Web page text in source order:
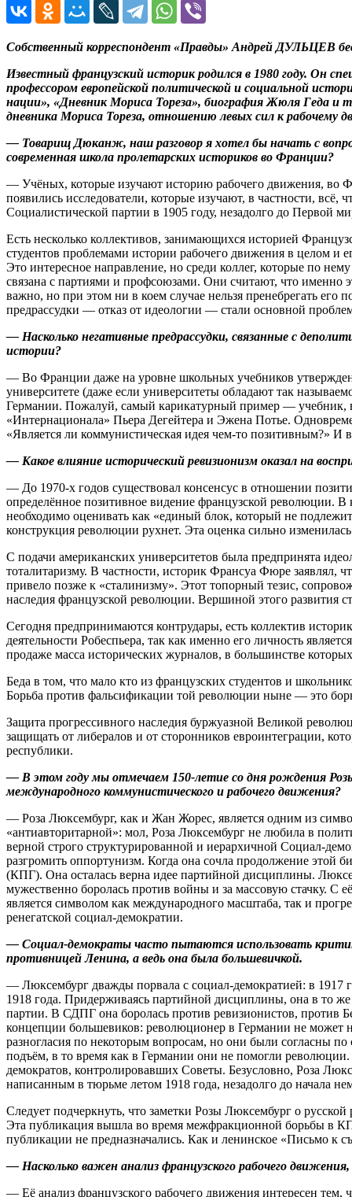
Собственный корреспондент «Правды» Андрей
Известный французский историк родился в 1980 году. Он
профессором европейской политической и социальной
нации», «Дневник Мориса Тореза», биография Жюля Геда
дневника Мориса Тореза, отношению левых сил к
— Товарищ Дюканж, наш разговор я хотел бы начать с
современная школа пролетарских историков во Франции?
— Учёных, которые изучают историю рабочего движения, во
появились исследователи, которые изучают, в частности,
Социалистической партии в 1905 году, незадолго до Первой
Есть несколько коллективов, занимающихся историей
студентов проблемами истории рабочего движения в целом и
Это интересное направление, но среди коллег, которые по
связана с партиями и профсоюзами. Они считают, что именно
важно, но при этом ни в коем случае нельзя пренебрегать
предрассудки — отказ от идеологии — стали основной
— Насколько негативные предрассудки, связанные с
истории?
— Во Франции даже на уровне школьных учебников
университете (даже если университеты обладают так
Германии. Пожалуй, самый карикатурный пример — учебник,
«Интернационала» Пьера Дегейтера и Эжена Потье.
«Является ли коммунистическая идея чем-то позитивным?»
— Какое влияние исторический ревизионизм оказал на
— До 1970-х годов существовал консенсус в отношении
определённое позитивное видение французской революции.
необходимо оценивать как «единый блок, который не
конструкция революции рухнет. Эта оценка сильно
С подачи американских университетов была предпринята
тоталитаризму. В частности, историк Франсуа Фюре заявлял,
привело позже к «сталинизму». Этот топорный тезис,
наследия французской революции. Вершиной этого развития
Сегодня предпринимаются контрудары, есть коллектив
деятельности Робеспьера, так как именно его личность
продаже масса исторических журналов, в большинстве
Беда в том, что мало кто из французских студентов и
Борьба против фальсификации той революции ныне — это
Защита прогрессивного наследия буржуазной Великой
защищать от либералов и от сторонников евроинтеграции,
республики.
— В этом году мы отмечаем 150-летие со дня рождения
международного коммунистического и рабочего движения?
— Роза Люксембург, как и Жан Жорес, является одним из
«антиавторитарной»: мол, Роза Люксембург не любила в
верной строго структурированной и иерархичной Социал-
разгромить оппортунизм. Когда она сочла продолжение этой
(КПГ). Она осталась верна идее партийной дисциплины.
мужественно боролась против войны и за массовую стачку. С
является символом как международного масштаба, так и
ренегатской социал-демократии.
— Социал-демократы часто пытаются использовать
противницей Ленина, а ведь она была большевичкой.
— Люксембург дважды порвала с социал-демократией: в
1918 года. Придерживаясь партийной дисциплины, она в то
партии. В СДПГ она боролась против ревизионистов, против
концепции большевиков: революционер в Германии не может
разногласия по некоторым вопросам, но они были согласны
подъём, в то время как в Германии они не помогли
демократов, контролировавших Советы. Безусловно, Роза
написанным в тюрьме летом 1918 года, незадолго до начала
Следует подчеркнуть, что заметки Розы Люксембург о
Эта публикация вышла во время межфракционной борьбы в
публикации не предназначались. Как и ленинское «Письмо к
— Насколько важен анализ французского рабочего
— Её анализ французского рабочего движения интересен